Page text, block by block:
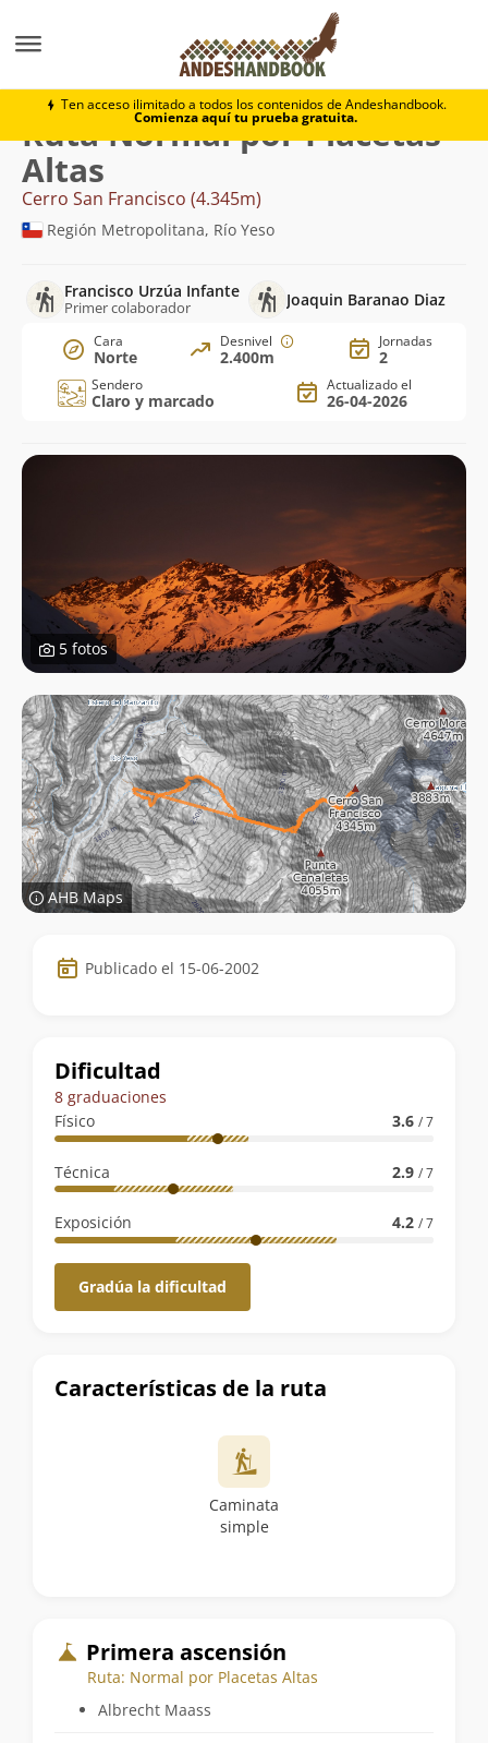
Ten acceso ilimitado a todos los contenidos de Andeshandbook.
Comienza aquí tu prueba gratuita.
Cerro San Francisco
Ruta Normal por Placetas
Altas
Cerro San Francisco (4.345m)
Región Metropolitana, Río Yeso
Francisco Urzúa Infante
Primer colaborador Joaquin Baranao Diaz
Cara
Norte
Desnivel
2.400m
Jornadas
2
Sendero
Claro y marcado
Actualizado el
26-04-2026
5 fotos
AHB Maps
Datos
de
ruta
Publicado el 15-06-2002
Dificultad
8 graduaciones
Físico
3.6 / 7
Técnica 2.9 / 7
Exposición 4.2 / 7
Gradúa la dificultad
Características de la ruta
Caminata
simple
Primera ascensión
Ruta: Normal por Placetas Altas
Albrecht Maass